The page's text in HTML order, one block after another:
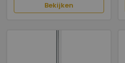
Bekijken